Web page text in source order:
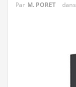
Par M. PORET dans